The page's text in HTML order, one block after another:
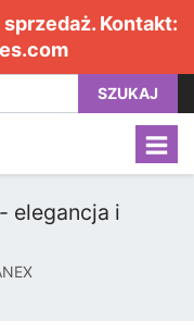
Kontakt:
SZUKAJ
elegancja i